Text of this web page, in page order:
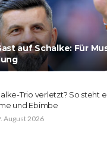
auf Schalke: Für
Trio verletzt? So steht
und Ebimbe
August 2026